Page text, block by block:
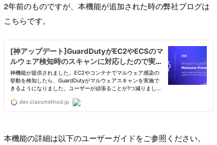
2年前のものですが、本機能が追加された時の弊社ブログは
こちらです。
本機能の詳細は以下のユーザーガイドをご参照ください。